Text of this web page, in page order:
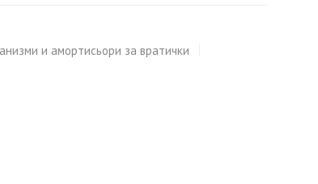
и амортисьори за вратички